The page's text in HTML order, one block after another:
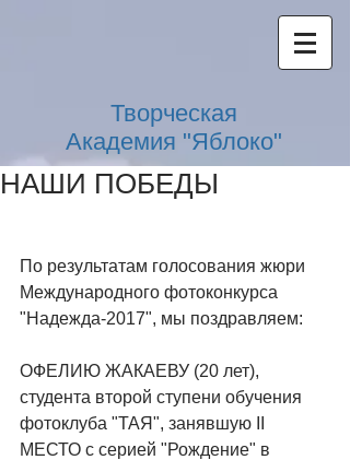
Творческая
Академия "Яблоко"
НАШИ ПОБЕДЫ
По результатам голосования жюри
Международного фотоконкурса
"Надежда-2017", мы поздравляем:
ОФЕЛИЮ ЖАКАЕВУ (20 лет),
студента второй ступени обучения
фотоклуба "ТАЯ", занявшую II
МЕСТО с серией "Рождение" в